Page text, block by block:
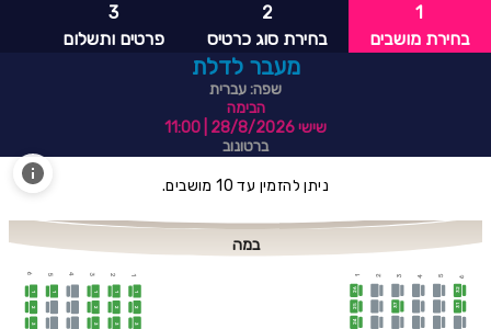
1
בחירת מושבים
2
בחירת סוג כרטיס
3
פרטים ותשלום
מעבר לדלת
שפה: עברית
הבימה
שישי 28/8/2026
ברטונוב
ניתן להזמין עד 10 מושבים.
במה
1
2
3
2
2
3
3
2
3
4
5
6
2
3 24
25
26
1 2
37
3 4 5
31
32
6